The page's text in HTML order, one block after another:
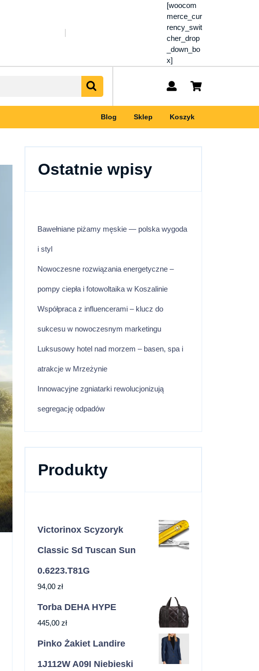
[woocom
merce_cur
rency_swit
cher_drop
_down_bo
x]
My
Blog Sklep Koszyk
Ostatnie wpisy
Bawełniane piżamy męskie — polska wygoda
i styl
Nowoczesne rozwiązania energetyczne –
pompy ciepła i fotowoltaika w Koszalinie
Współpraca z influencerami – klucz do
sukcesu w nowoczesnym marketingu
Luksusowy hotel nad morzem – basen, spa i
atrakcje w Mrzeżynie
Innowacyjne zgniatarki rewolucjonizują
segregację odpadów
Produkty
Victorinox Scyzoryk
Classic Sd Tuscan Sun
0.6223.T81G
94,00 zł
Torba DEHA HYPE
445,00 zł
Pinko Żakiet Landire
1J112W A09I Niebieski